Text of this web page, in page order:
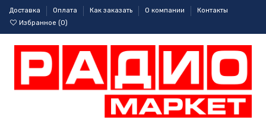
Доставка Оплата Как заказать О компании
Контакты
Избранное (0)